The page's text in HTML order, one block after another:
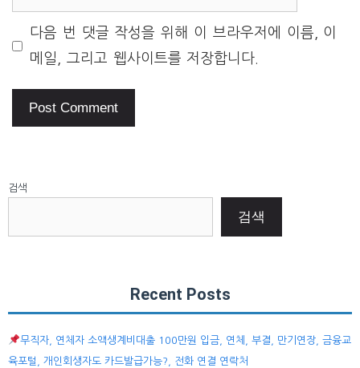
다음 번 댓글 작성을 위해 이 브라우저에 이름, 이
메일, 그리고 웹사이트를 저장합니다.
검색
검색
Recent Posts
무직자, 연체자 소액생계비대출 100만원 입금, 연체, 부결, 만기연장, 금융교
육포털, 개인회생자도 카드발급가능?, 전화 연결 연락처